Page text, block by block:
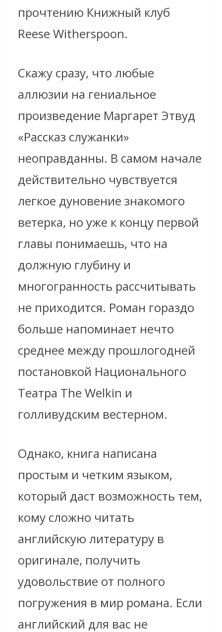
прочтению Книжный клуб
Reese Witherspoon.
Скажу сразу, что любые
аллюзии на гениальное
произведение Маргарет Этвуд
«Рассказ служанки»
неоправданны. В самом начале
действительно чувствуется
легкое дуновение знакомого
ветерка, но уже к концу первой
главы понимаешь, что на
должную глубину и
многогранность рассчитывать
не приходится. Роман гораздо
больше напоминает нечто
среднее между прошлогодней
постановкой Национального
Театра The Welkin и
голливудским вестерном.
Однако, книга написана
простым и четким языком,
который даст возможность тем,
кому сложно читать
английскую литературу в
оригинале, получить
удовольствие от полного
погружения в мир романа. Если
английский для вас не